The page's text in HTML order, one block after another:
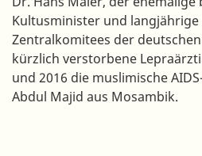
Kultusminister und langjährige
Zentralkomitees der
kürzlich verstorbene
und 2016 die muslimische
Abdul Majid aus Mosambik.